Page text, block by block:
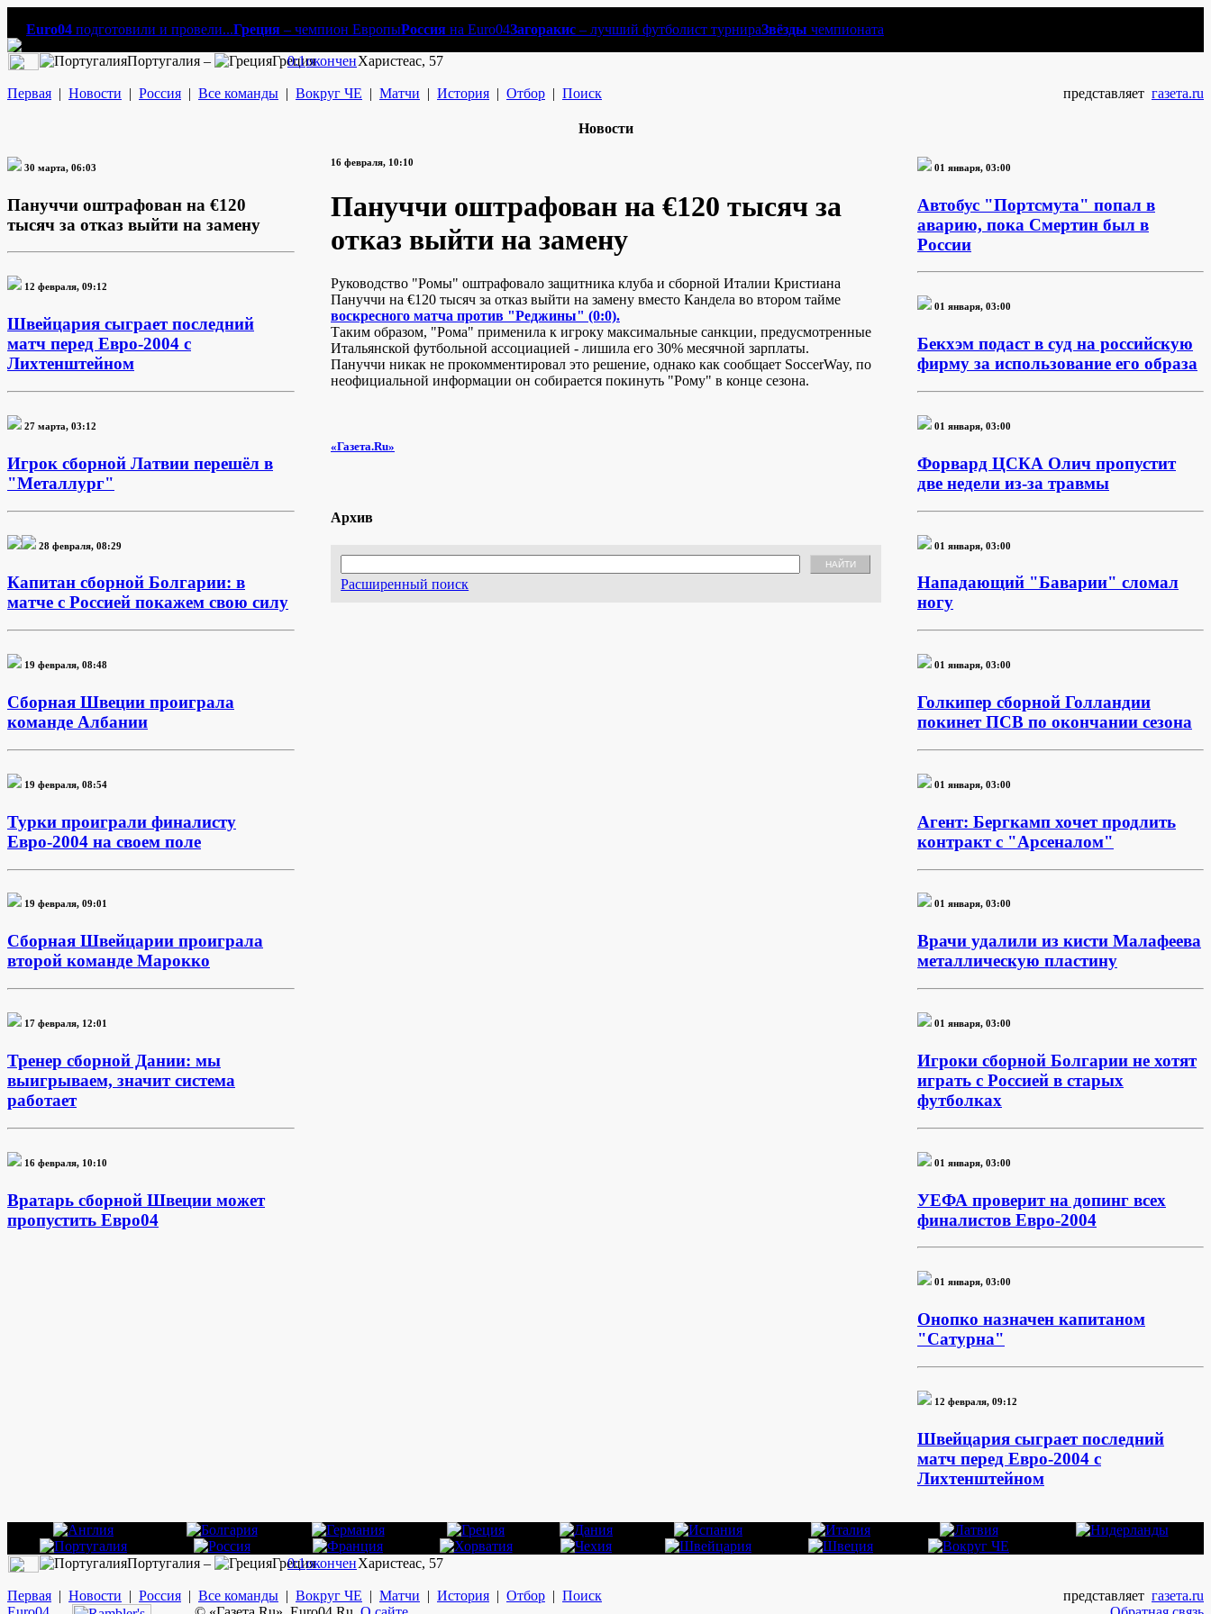
Euro04 подготовили и провели...Греция – чемпион ЕвропыРоссия на Euro04Загоракис – лучший футболист турнираЗвёзды чемпионата
Португалия – Греция
0:1оконченХаристеас, 57
Первая | Новости | Россия | Все команды | Вокруг ЧЕ | Матчи | История | Отбор | Поиск представляет газета.ru
Новости
30 марта, 06:03
Пануччи оштрафован на €120
тысяч за отказ выйти на замену
12 февраля, 09:12
Швейцария сыграет последний
матч перед Евро-2004 с
Лихтенштейном
27 марта, 03:12
Игрок сборной Латвии перешёл в
"Металлург"
28 февраля, 08:29
Капитан сборной Болгарии: в
матче с Россией покажем свою силу
19 февраля, 08:48
Сборная Швеции проиграла
команде Албании
19 февраля, 08:54
Турки проиграли финалисту
Евро-2004 на своем поле
19 февраля, 09:01
Сборная Швейцарии проиграла
второй команде Марокко
17 февраля, 12:01
Тренер сборной Дании: мы
выигрываем, значит система
работает
16 февраля, 10:10
Вратарь сборной Швеции может
пропустить Евро04
16 февраля, 10:10
Пануччи оштрафован на €120 тысяч за
отказ выйти на замену
Руководство "Ромы" оштрафовало защитника клуба и сборной Италии Кристиана
Пануччи на €120 тысяч за отказ выйти на замену вместо Кандела во втором тайме
воскресного матча против "Реджины" (0:0).
Таким образом, "Рома" применила к игроку максимальные санкции, предусмотренные
Итальянской футбольной ассоциацией - лишила его 30% месячной зарплаты.
Пануччи никак не прокомментировал это решение, однако как сообщает SoccerWay, по
неофициальной информации он собирается покинуть "Рому" в конце сезона.
«Газета.Ru»
Архив
Расширенный поиск
01 января, 03:00
Автобус "Портсмута" попал в
аварию, пока Смертин был в
России
01 января, 03:00
Бекхэм подаст в суд на российскую
фирму за использование его образа
01 января, 03:00
Форвард ЦСКА Олич пропустит
две недели из-за травмы
01 января, 03:00
Нападающий "Баварии" сломал
ногу
01 января, 03:00
Голкипер сборной Голландии
покинет ПСВ по окончании сезона
01 января, 03:00
Агент: Бергкамп хочет продлить
контракт с "Арсеналом"
01 января, 03:00
Врачи удалили из кисти Малафеева
металлическую пластину
01 января, 03:00
Игроки сборной Болгарии не хотят
играть с Россией в старых
футболках
01 января, 03:00
УЕФА проверит на допинг всех
финалистов Евро-2004
01 января, 03:00
Онопко назначен капитаном
"Сатурна"
12 февраля, 09:12
Швейцария сыграет последний
матч перед Евро-2004 с
Лихтенштейном
Португалия – Греция
0:1оконченХаристеас, 57
Первая | Новости | Россия | Все команды | Вокруг ЧЕ | Матчи | История | Отбор | Поиск представляет газета.ru